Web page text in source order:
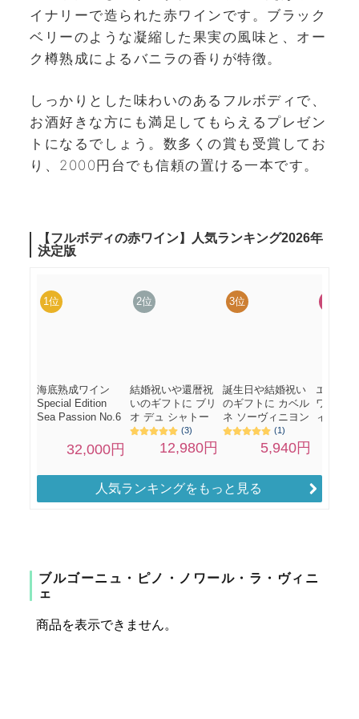
イナリーで造られた赤ワインです。ブラック
ベリーのような凝縮した果実の風味と、オー
ク樽熟成によるバニラの香りが特徴。
しっかりとした味わいのあるフルボディで、
お酒好きな方にも満足してもらえるプレゼン
トになるでしょう。数多くの賞も受賞してお
り、2000円台でも信頼の置ける一本です。
人気ランキングをもっと見る
ブルゴーニュ・ピノ・ノワール・ラ・ヴィニ
ェ